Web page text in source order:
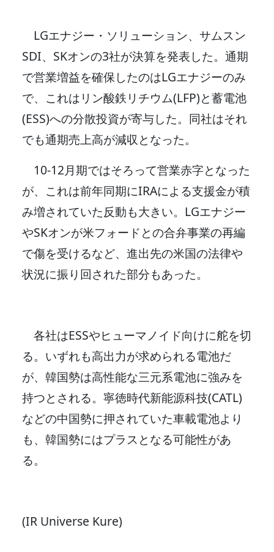
LGエナジー・ソリューション、サムスン
SDI、SKオンの3社が決算を発表した。通期
で営業増益を確保したのはLGエナジーのみ
で、これはリン酸鉄リチウム(LFP)と蓄電池
(ESS)への分散投資が寄与した。同社はそれ
でも通期売上高が減収となった。
10-12月期ではそろって営業赤字となった
が、これは前年同期にIRAによる支援金が積
み増されていた反動も大きい。LGエナジー
やSKオンが米フォードとの合弁事業の再編
で傷を受けるなど、進出先の米国の法律や
状況に振り回された部分もあった。
各社はESSやヒューマノイド向けに舵を切
る。いずれも高出力が求められる電池だ
が、韓国勢は高性能な三元系電池に強みを
持つとされる。寧徳時代新能源科技(CATL)
などの中国勢に押されていた車載電池より
も、韓国勢にはプラスとなる可能性があ
る。
(IR Universe Kure)